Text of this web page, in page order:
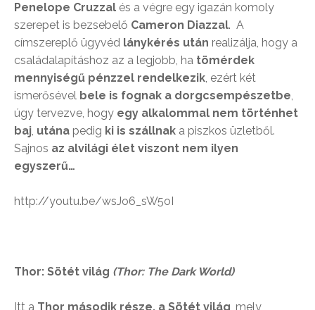
Penelope Cruzzal és a végre egy igazán komoly
szerepet is bezsebelő Cameron Diazzal. A
címszereplő ügyvéd lánykérés után realizálja, hogy a
családalapításhoz az a legjobb, ha tömérdek
mennyiségű pénzzel rendelkezik, ezért két
ismerősével bele is fognak a dorgcsempészetbe,
úgy tervezve, hogy egy alkalommal nem történhet
baj, utána pedig ki is szállnak a piszkos üzletből.
Sajnos az alvilági élet viszont nem ilyen
egyszerű…
http://youtu.be/wsJo6_sW5oI
Thor: Sötét világ (Thor: The Dark World)
Itt a Thor második része, a Sötét világ, mely